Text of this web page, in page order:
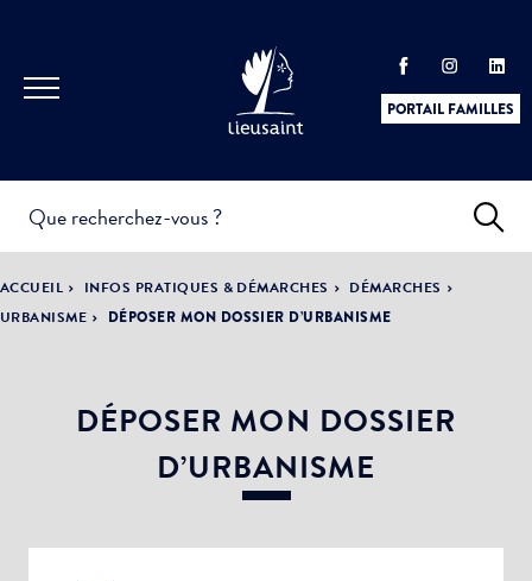
PORTAIL FAMILLES
PRATIQUES &
DÉMARCHES
ACTUALITÉS &
ÉVÈNEMENTS
LA VILLE
DÉMOCRATIE
PARTICIPATIVE
ACCUEIL INFOS PRATIQUES & DÉMARCHES
DÉMARCHES
URBANISME
DÉPOSER MON DOSSIER D’URBANISME
DÉPOSER MON DOSSIER
D’URBANISME